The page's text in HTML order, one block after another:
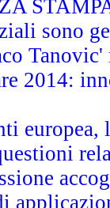
sono
2014: